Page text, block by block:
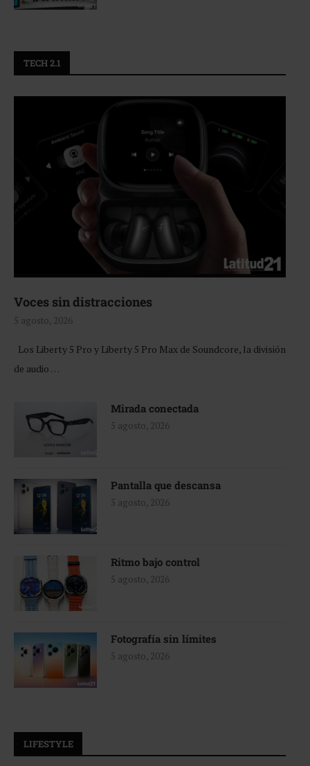
TECH 2.1
Voces sin distracciones
5 agosto, 2026
Los Liberty 5 Pro y Liberty 5 Pro Max de Soundcore, la división
de audio …
Mirada conectada
5 agosto, 2026
Pantalla que descansa
5 agosto, 2026
Ritmo bajo control
5 agosto, 2026
Fotografía sin límites
5 agosto, 2026
LIFESTYLE